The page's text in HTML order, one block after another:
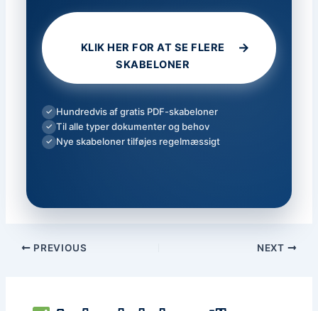
KLIK HER FOR AT SE FLERE
SKABELONER
→
✓ Hundredvis af gratis PDF-skabeloner
✓ Til alle typer dokumenter og behov
✓ Nye skabeloner tilføjes regelmæssigt
PREVIOUS NEXT